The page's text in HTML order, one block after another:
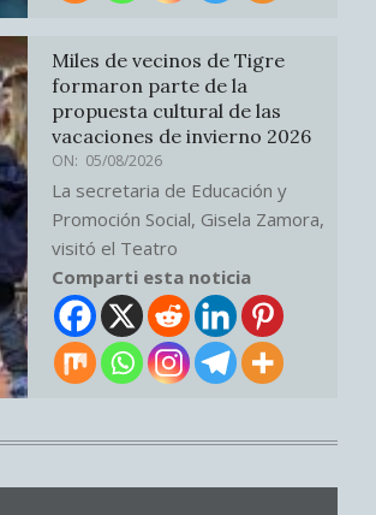
Miles de vecinos de Tigre
formaron parte de la
propuesta cultural de las
vacaciones de invierno 2026
ON: 05/08/2026
La secretaria de Educación y
Promoción Social, Gisela Zamora,
visitó el Teatro
Comparti esta noticia